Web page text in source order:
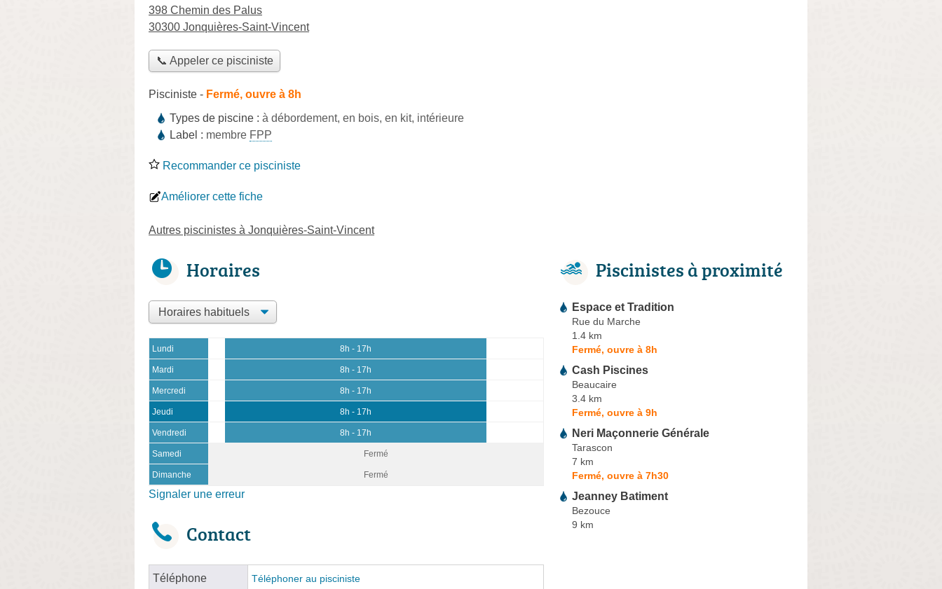
398 Chemin des Palus
30300 Jonquières-Saint-Vincent
📞 Appeler ce pisciniste
Pisciniste - Fermé, ouvre à 8h
Types de piscine : à débordement, en bois, en kit, intérieure
Label : membre FPP
Recommander ce pisciniste
Améliorer cette fiche
Autres piscinistes à Jonquières-Saint-Vincent
Horaires
Lundi 8h - 17h
Mardi 8h - 17h
Mercredi 8h - 17h
Jeudi 8h - 17h
Vendredi 8h - 17h
Samedi Fermé
Dimanche Fermé
Signaler une erreur
Contact
Téléphone Téléphoner au pisciniste
Piscinistes à proximité
Espace et Tradition
Rue du Marche
1.4 km
Fermé, ouvre à 8h
Cash Piscines
Beaucaire
3.4 km
Fermé, ouvre à 9h
Neri Maçonnerie Générale
Tarascon
7 km
Fermé, ouvre à 7h30
Jeanney Batiment
Bezouce
9 km